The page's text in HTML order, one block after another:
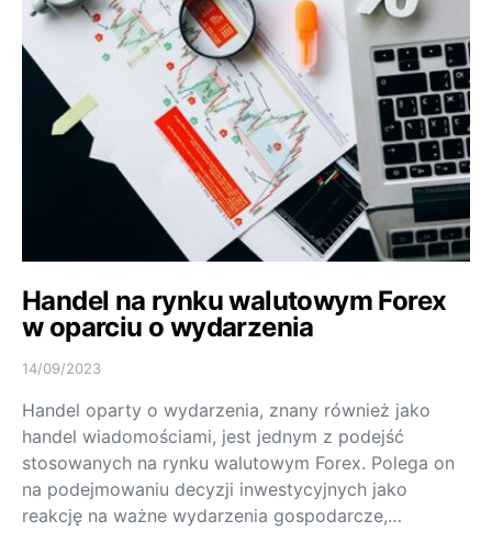
Handel na rynku walutowym Forex
w oparciu o wydarzenia
14/09/2023
Handel oparty o wydarzenia, znany również jako
handel wiadomościami, jest jednym z podejść
stosowanych na rynku walutowym Forex. Polega on
na podejmowaniu decyzji inwestycyjnych jako
reakcję na ważne wydarzenia gospodarcze,…